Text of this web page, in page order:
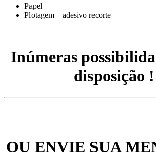
Papel
Plotagem – adesivo recorte
Inúmeras
disposição !
OU ENVIE SUA